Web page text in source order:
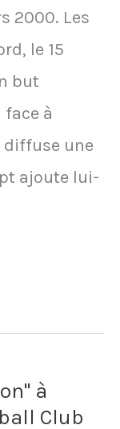
2000. Les
le 15
but
à
diffuse une
ajoute lui-
à
Club